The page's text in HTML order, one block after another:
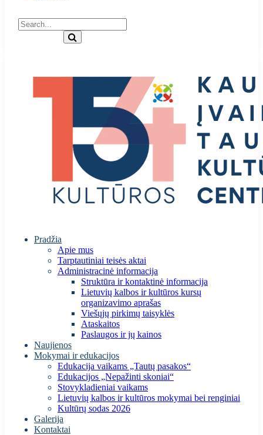
Pradžia
Apie mus
Tarptautiniai teisės aktai
Administracinė informacija
Struktūra ir kontaktinė informacija
Lietuvių kalbos ir kultūros kursų
organizavimo aprašas
Viešųjų pirkimų taisyklės
Ataskaitos
Paslaugos ir jų kainos
Naujienos
Mokymai ir edukacijos
Edukacija vaikams „Tautų pasakos“
Edukacijos „Nepažinti skoniai“
Stovykladieniai vaikams
Lietuvių kalbos ir kultūros mokymai bei renginiai
Kultūrų sodas 2026
Galerija
Kontaktai